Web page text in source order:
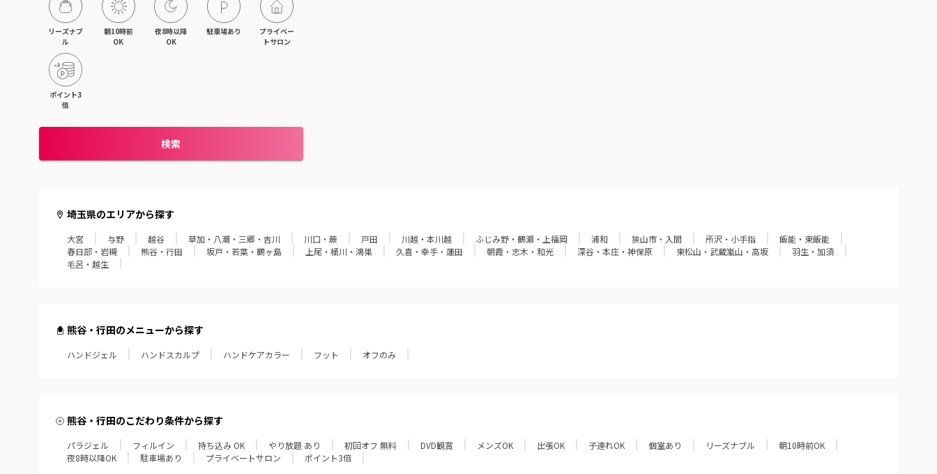
久喜・幸手・蓮田
リーズナブ
ル
朝10時前
OK
夜8時以降
OK
駐車場あり
プライベー
トサロン
ポイント3
倍
検索
埼玉県のエリアから探す
大宮 与野 越谷 草加・八潮・三郷・吉川 川口・蕨 戸田 川越・本川越 ふじみ野・鶴瀬・上福岡 浦和 狭山市・入間 所沢・小手指
飯能・東飯能
春日部・岩槻
熊谷・行田 坂戸・若葉・鶴ヶ島 上尾・桶川・鴻巣 久喜・幸手・蓮田 朝霞・志木・和光 深谷・本庄・神保原 東松山・武蔵嵐山・高坂
羽生・加須
毛呂・越生
熊谷・行田のメニューから探す
ハンドジェル ハンドスカルプ ハンドケアカラー フット オフのみ
熊谷・行田のこだわり条件から探す
パラジェル フィルイン 持ち込み OK やり放題 あり 初回オフ 無料 DVD観賞 メンズOK 出張OK 子連れOK 個室あり リーズナブル
朝10時前OK
夜8時以降OK
駐車場あり プライベートサロン ポイント3倍